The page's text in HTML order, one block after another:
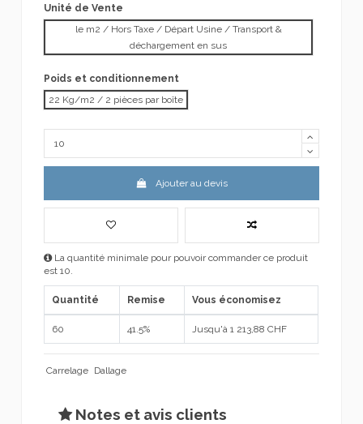
Unité de Vente
le m2 / Hors Taxe / Départ Usine / Transport &
déchargement en sus
Poids et conditionnement
22 Kg/m2 / 2 pièces par boîte
Ajouter au devis
La quantité minimale pour pouvoir commander ce produit
est 10.
Quantité Remise Vous économisez
60 41.5% Jusqu'à 1 213,88 CHF
Carrelage Dallage
Notes et avis clients